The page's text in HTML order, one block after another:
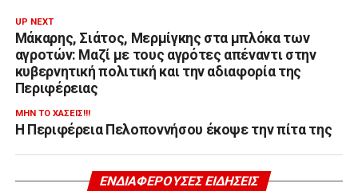
UP NEXT
Μάκαρης, Σιάτος, Μερμίγκης στα μπλόκα των
αγροτών: Μαζί με τους αγρότες απέναντι στην
κυβερνητική πολιτική και την αδιαφορία της
Περιφέρειας
ΜΗΝ ΤΟ ΧΆΣΕΙΣ!!!
Η Περιφέρεια Πελοποννήσου έκοψε την πίτα της
ΕΝΔΙΑΦΈΡΟΥΣΕΣ ΕΙΔΉΣΕΙΣ